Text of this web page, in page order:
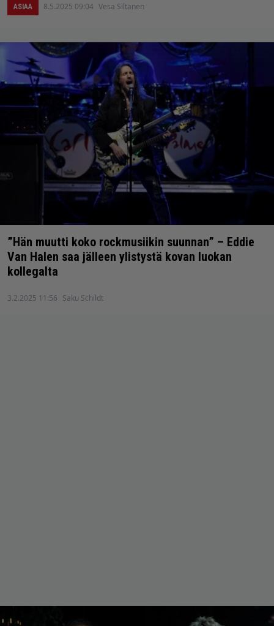
ASIAA 8.5.2025 09:04 Vesa Siltanen
”Hän muutti koko rockmusiikin suunnan” – Eddie
Van Halen saa jälleen ylistystä kovan luokan
kollegalta
3.2.2025 11:56 Saku Schildt